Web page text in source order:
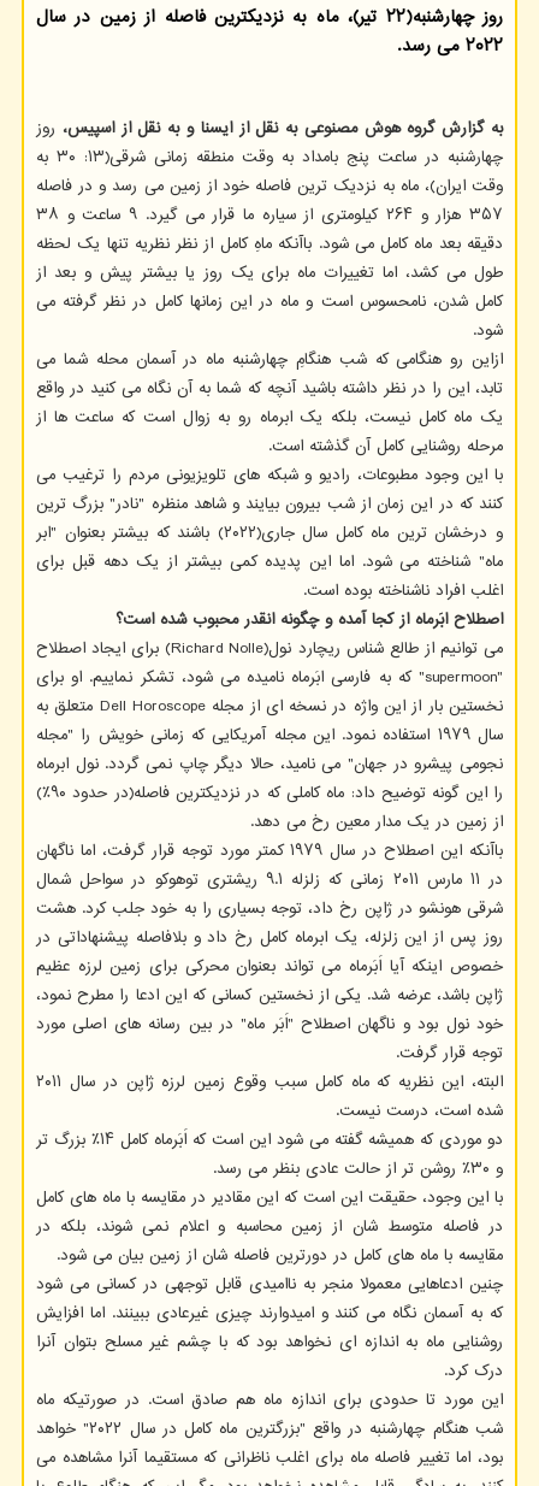
روز چهارشنبه(۲۲ تیر)، ماه به نزدیکترین فاصله از زمین در سال
۲۰۲۲ می رسد.
به گزارش گروه هوش مصنوعی به نقل از ایسنا و به نقل از اسپیس، روز
چهارشنبه در ساعت پنج بامداد به وقت منطقه زمانی شرقی(۱۳: ۳۰ به
وقت ایران)، ماه به نزدیک ترین فاصله خود از زمین می رسد و در فاصله
۳۵۷ هزار و ۲۶۴ کیلومتری از سیاره ما قرار می گیرد. ۹ ساعت و ۳۸
دقیقه بعد ماه کامل می شود. باآنکه ماهِ کامل از نظر نظریه تنها یک لحظه
طول می کشد، اما تغییرات ماه برای یک روز یا بیشتر پیش و بعد از
کامل شدن، نامحسوس است و ماه در این زمانها کامل در نظر گرفته می
شود.
ازاین رو هنگامی که شب هنگامِ چهارشنبه ماه در آسمان محله شما می
تابد، این را در نظر داشته باشید آنچه که شما به آن نگاه می کنید در واقع
یک ماه کامل نیست، بلکه یک ابرماه رو به زوال است که ساعت ها از
مرحله روشنایی کامل آن گذشته است.
با این وجود مطبوعات، رادیو و شبکه های تلویزیونی مردم را ترغیب می
کنند که در این زمان از شب بیرون بیایند و شاهد منظره "نادر" بزرگ ترین
و درخشان ترین ماه کامل سال جاری(۲۰۲۲) باشند که بیشتر بعنوان "ابر
ماه" شناخته می شود. اما این پدیده کمی بیشتر از یک دهه قبل برای
اغلب افراد ناشناخته بوده است.
اصطلاح ابَرماه از کجا آمده و چگونه انقدر محبوب شده است؟
می توانیم از طالع شناس ریچارد نول(Richard Nolle) برای ایجاد اصطلاح
"supermoon" که به فارسی ابَرماه نامیده می شود، تشکر نماییم. او برای
نخستین بار از این واژه در نسخه ای از مجله Dell Horoscope متعلق به
سال ۱۹۷۹ استفاده نمود. این مجله آمریکایی که زمانی خویش را "مجله
نجومی پیشرو در جهان" می نامید، حالا دیگر چاپ نمی گردد. نول ابرماه
را این گونه توضیح داد: ماه کاملی که در نزدیکترین فاصله(در حدود ۹۰٪)
از زمین در یک مدار معین رخ می دهد.
باآنکه این اصطلاح در سال ۱۹۷۹ کمتر مورد توجه قرار گرفت، اما ناگهان
در ۱۱ مارس ۲۰۱۱ زمانی که زلزله ۹.۱ ریشتری توهوکو در سواحل شمال
شرقی هونشو در ژاپن رخ داد، توجه بسیاری را به خود جلب کرد. هشت
روز پس از این زلزله، یک ابرماه کامل رخ داد و بلافاصله پیشنهاداتی در
خصوص اینکه آیا اَبَرماه می تواند بعنوان محرکی برای زمین لرزه عظیم
ژاپن باشد، عرضه شد. یکی از نخستین کسانی که این ادعا را مطرح نمود،
خود نول بود و ناگهان اصطلاح "اَبَر ماه" در بین رسانه های اصلی مورد
توجه قرار گرفت.
البته، این نظریه که ماه کامل سبب وقوع زمین لرزه ژاپن در سال ۲۰۱۱
شده است، درست نیست.
دو موردی که همیشه گفته می شود این است که اَبَرماه کامل ۱۴٪ بزرگ تر
و ۳۰٪ روشن تر از حالت عادی بنظر می رسد.
با این وجود، حقیقت این است که این مقادیر در مقایسه با ماه های کامل
در فاصله متوسط شان از زمین محاسبه و اعلام نمی شوند، بلکه در
مقایسه با ماه های کامل در دورترین فاصله شان از زمین بیان می شود.
چنین ادعاهایی معمولا منجر به ناامیدی قابل توجهی در کسانی می شود
که به آسمان نگاه می کنند و امیدوارند چیزی غیرعادی ببینند. اما افزایش
روشنایی ماه به اندازه ای نخواهد بود که با چشم غیر مسلح بتوان آنرا
درک کرد.
این مورد تا حدودی برای اندازه ماه هم صادق است. در صورتیکه ماه
شب هنگام چهارشنبه در واقع "بزرگترین ماه کامل در سال ۲۰۲۲" خواهد
بود، اما تغییر فاصله ماه برای اغلب ناظرانی که مستقیما آنرا مشاهده می